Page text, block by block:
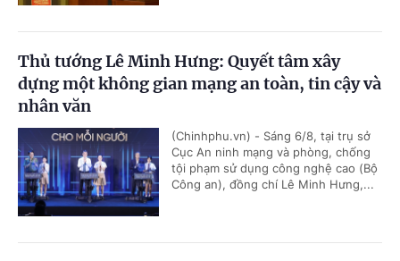
Thủ tướng Lê Minh Hưng: Quyết tâm xây
dựng một không gian mạng an toàn, tin cậy và
nhân văn
(Chinhphu.vn) - Sáng 6/8, tại trụ sở
Cục An ninh mạng và phòng, chống
tội phạm sử dụng công nghệ cao (Bộ
Công an), đồng chí Lê Minh Hưng,...